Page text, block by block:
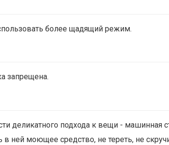
более щадящий режим.
запрещена.
деликатного подхода к вещи -
ней моющее средство, не тереть, не